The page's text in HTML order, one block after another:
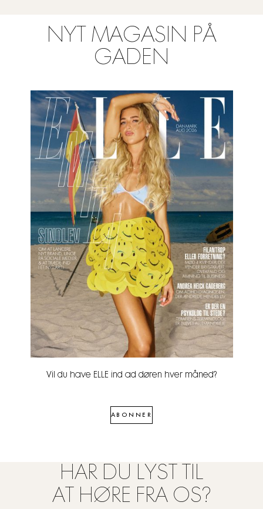
NYT MAGASIN PÅ
GADEN
Vil du have ELLE ind ad døren hver måned?
ABONNER
HAR DU LYST TIL
AT HØRE FRA OS?